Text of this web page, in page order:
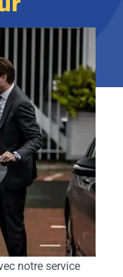
notre service